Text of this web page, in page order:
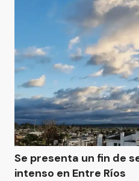
Se presenta un fin de
intenso en Entre Ríos